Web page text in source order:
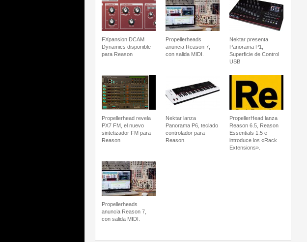
FXpansion DCAM
Dynamics disponible
para Reason
Propellerheads
anuncia Reason 7,
con salida MIDI.
Nektar presenta
Panorama P1,
Superficie de Control
USB
Propellerhead revela
PX7 FM, el nuevo
sintetizador FM para
Reason
Nektar lanza
Panorama P6, teclado
controlador para
Reason.
PropellerHead lanza
Reason 6.5, Reason
Essentials 1.5 e
introduce los «Rack
Extensions».
Propellerheads
anuncia Reason 7,
con salida MIDI.